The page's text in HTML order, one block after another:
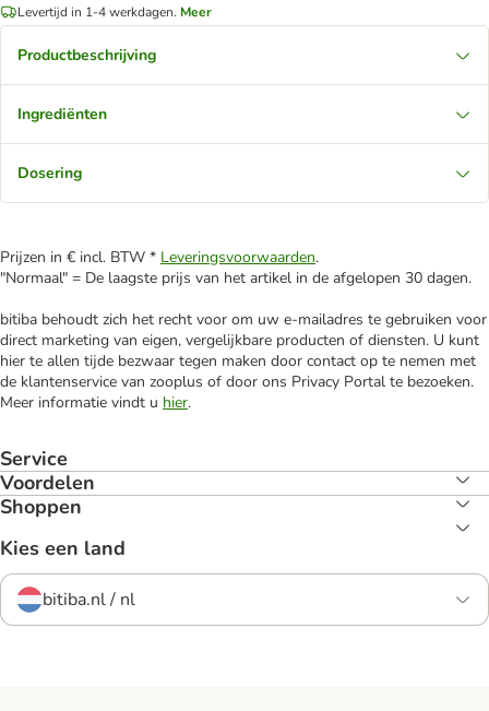
Levertijd in 1-4 werkdagen. Meer
Productbeschrijving
Ingrediënten
Dosering
Prijzen in € incl. BTW * Leveringsvoorwaarden.
"Normaal" = De laagste prijs van het artikel in de afgelopen 30 dagen.
bitiba behoudt zich het recht voor om uw e-mailadres te gebruiken voor
direct marketing van eigen, vergelijkbare producten of diensten. U kunt
hier te allen tijde bezwaar tegen maken door contact op te nemen met
de klantenservice van zooplus of door ons Privacy Portal te bezoeken.
Meer informatie vindt u hier.
Service
Voordelen
Shoppen
Kies een land
bitiba.nl / nl